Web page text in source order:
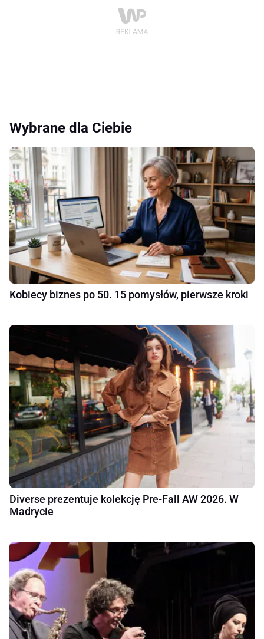
Wybrane dla Ciebie
Kobiecy biznes po 50. 15 pomysłów, pierwsze kroki
Diverse prezentuje kolekcję Pre-Fall AW 2026. W
Madrycie